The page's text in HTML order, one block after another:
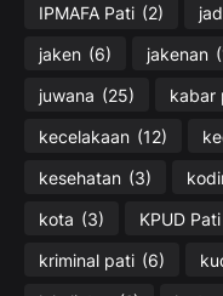
IPMAFA Pati (2)
jaken (6) jakenan
juwana (25) kabar
kecelakaan (12)
kesehatan (3)
kota (3) KPUD Pati
kriminal pati (6)